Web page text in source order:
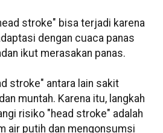
stroke" bisa terjadi karena
dengan cuaca panas
ikut merasakan panas.
stroke" antara lain sakit
muntah. Karena itu, langkah
risiko "head stroke" adalah
air putih dan mengonsumsi